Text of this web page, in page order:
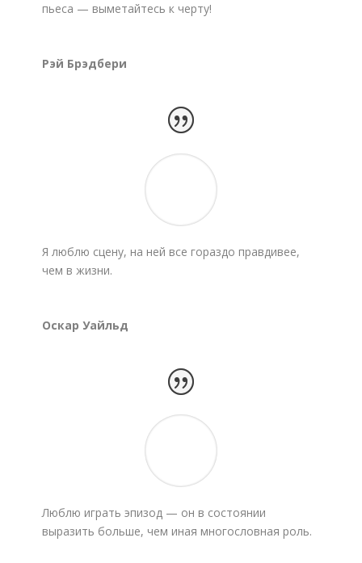
пьеса — выметайтесь к черту!
Рэй Брэдбери
Я люблю сцену, на ней все гораздо правдивее,
чем в жизни.
Оскар Уайльд
Люблю играть эпизод — он в состоянии
выразить больше, чем иная многословная роль.